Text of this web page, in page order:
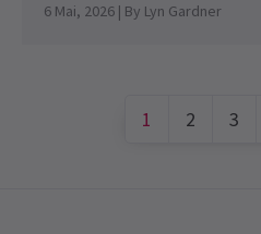
6 Mai, 2026 | By Lyn Gardner
1 2 3